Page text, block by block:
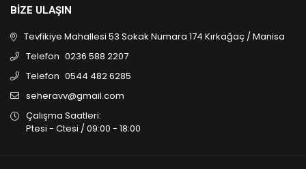
BIZE ULAŞIN
Tevfikiye Mahallesi 53 Sokak Numara 174 Kırkağaç / Manisa
Telefon 0236 588 2207
Telefon 0544 482 6285
seheravv@gmail.com
Çalışma Saatleri:
Ptesi - Ctesi / 09:00 - 18:00